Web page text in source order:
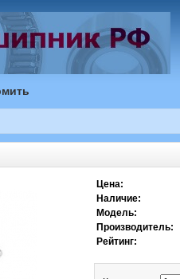
Цена:
Наличие:
Модель:
Производитель:
Рейтинг: